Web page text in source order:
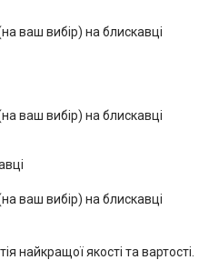
ваш вибір) на блискавці
ваш вибір) на блискавці
ваш вибір) на блискавці
найкращої якості та вартості.